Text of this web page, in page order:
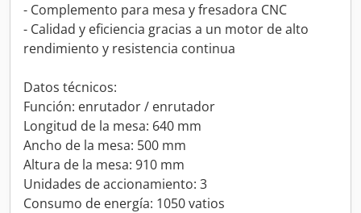
- Complemento para mesa y fresadora CNC
- Calidad y eficiencia gracias a un motor de alto
rendimiento y resistencia continua
Datos técnicos:
Función: enrutador / enrutador
Longitud de la mesa: 640 mm
Ancho de la mesa: 500 mm
Altura de la mesa: 910 mm
Unidades de accionamiento: 3
Consumo de energía: 1050 vatios